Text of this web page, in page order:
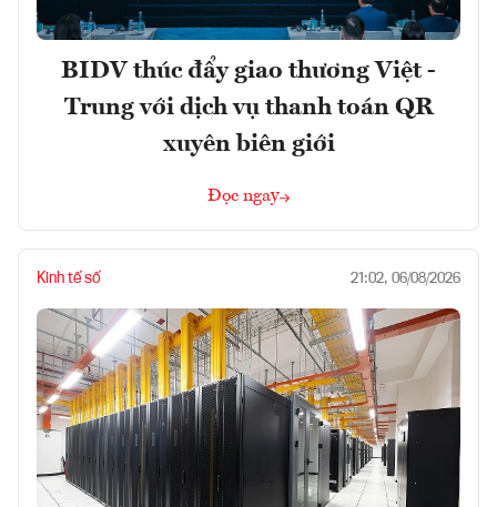
BIDV thúc đẩy giao thương Việt -
Trung với dịch vụ thanh toán QR
xuyên biên giới
Đọc ngay
Kinh tế số 21:02, 06/08/2026